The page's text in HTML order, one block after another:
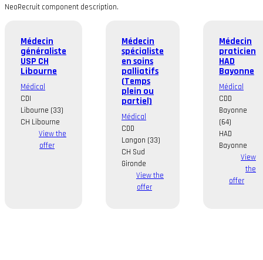
NeoRecruit component description.
Médecin
généraliste
USP CH
Libourne
Médical
CDI
Libourne (33)
CH Libourne
View the
offer
Médecin
spécialiste
en soins
palliatifs
(Temps
plein ou
partiel)
Médical
CDD
Langon (33)
CH Sud
Gironde
View the
offer
Médecin
praticien
HAD
Bayonne
Médical
CDD
Bayonne
(64)
HAD
Bayonne
View
the
offer